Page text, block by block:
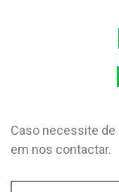
Caso necessite
em nos contactar.